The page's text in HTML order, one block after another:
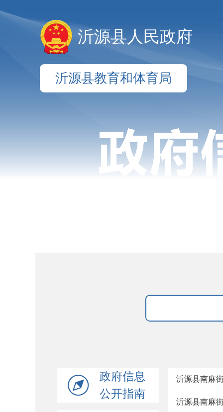
沂源县人民政府
沂源县教育和体育局
政府信息
公开指南
沂源县南麻
沂源县南麻